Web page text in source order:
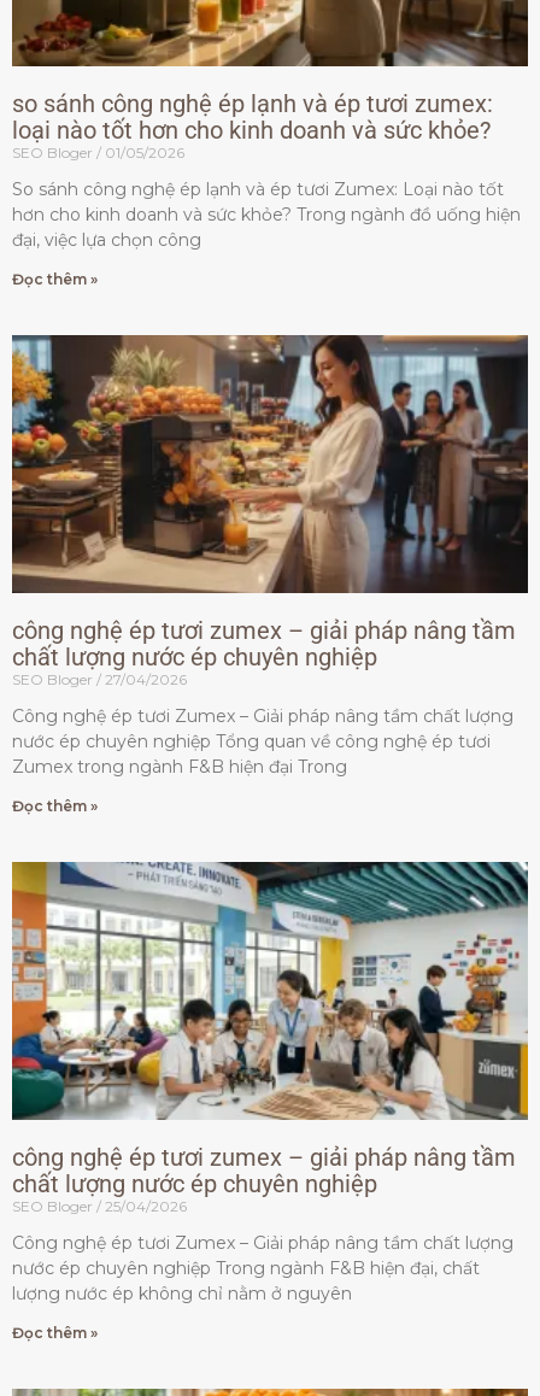
so sánh công nghệ ép lạnh và ép tươi zumex:
loại nào tốt hơn cho kinh doanh và sức khỏe?
SEO Bloger 01/05/2026
So sánh công nghệ ép lạnh và ép tươi Zumex: Loại nào tốt
hơn cho kinh doanh và sức khỏe? Trong ngành đồ uống hiện
đại, việc lựa chọn công
Đọc thêm »
công nghệ ép tươi zumex – giải pháp nâng tầm
chất lượng nước ép chuyên nghiệp
SEO Bloger 27/04/2026
Công nghệ ép tươi Zumex – Giải pháp nâng tầm chất lượng
nước ép chuyên nghiệp Tổng quan về công nghệ ép tươi
Zumex trong ngành F&B hiện đại Trong
Đọc thêm »
công nghệ ép tươi zumex – giải pháp nâng tầm
chất lượng nước ép chuyên nghiệp
SEO Bloger 25/04/2026
Công nghệ ép tươi Zumex – Giải pháp nâng tầm chất lượng
nước ép chuyên nghiệp Trong ngành F&B hiện đại, chất
lượng nước ép không chỉ nằm ở nguyên
Đọc thêm »